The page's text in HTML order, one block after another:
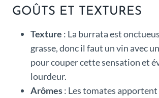
GOÛTS ET TEXTURES
Texture : La burrata est
grasse, donc il faut un vin avec
pour couper cette sensation et
lourdeur.
Arômes: Les tomates